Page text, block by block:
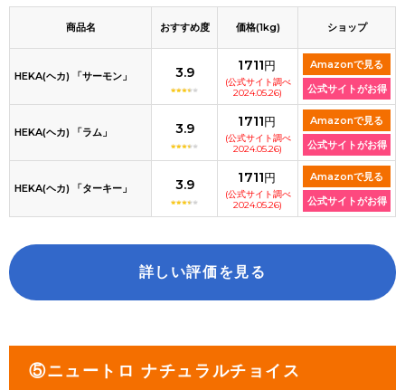
商品名 おすすめ度 価格(1kg) ショップ
HEKA(ヘカ) 「サーモン」 3.9 1711円
(公式サイト調べ
2024.05.26)
Amazonで見る
公式サイトがお得
HEKA(ヘカ) 「ラム」 3.9 1711円
(公式サイト調べ
2024.05.26)
Amazonで見る
公式サイトがお得
HEKA(ヘカ) 「ターキー」 3.9 1711円
(公式サイト調べ
2024.05.26)
Amazonで見る
公式サイトがお得
詳しい評価を見る
⑤ニュートロ ナチュラルチョイス